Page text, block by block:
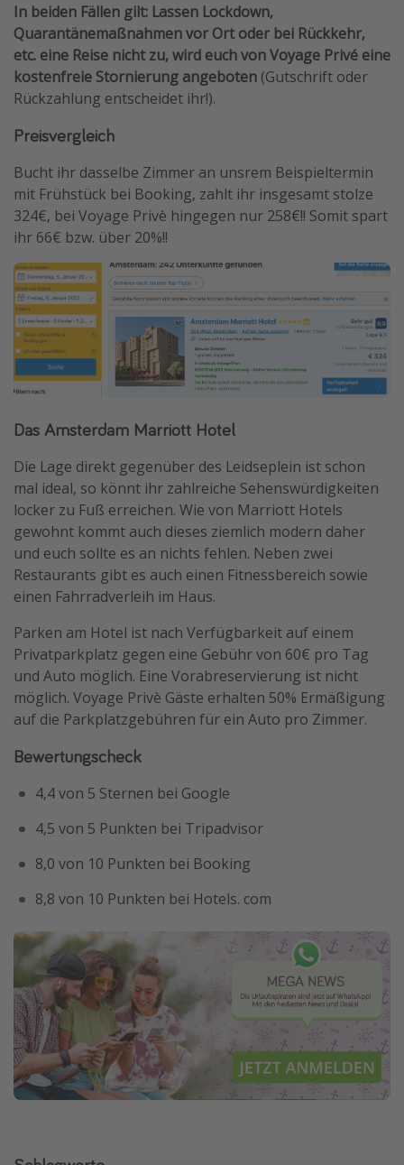
In beiden Fällen gilt: Lassen Lockdown,
Quarantänemaßnahmen vor Ort oder bei Rückkehr,
etc. eine Reise nicht zu, wird euch von Voyage Privé eine
kostenfreie Stornierung angeboten (Gutschrift oder
Rückzahlung entscheidet ihr!).
Preisvergleich
Bucht ihr dasselbe Zimmer an unsrem Beispieltermin
mit Frühstück bei Booking, zahlt ihr insgesamt stolze
324€, bei Voyage Privè hingegen nur 258€!! Somit spart
ihr 66€ bzw. über 20%!!
Das Amsterdam Marriott Hotel
Die Lage direkt gegenüber des Leidseplein ist schon
mal ideal, so könnt ihr zahlreiche Sehenswürdigkeiten
locker zu Fuß erreichen. Wie von Marriott Hotels
gewohnt kommt auch dieses ziemlich modern daher
und euch sollte es an nichts fehlen. Neben zwei
Restaurants gibt es auch einen Fitnessbereich sowie
einen Fahrradverleih im Haus.
Parken am Hotel ist nach Verfügbarkeit auf einem
Privatparkplatz gegen eine Gebühr von 60€ pro Tag
und Auto möglich. Eine Vorabreservierung ist nicht
möglich. Voyage Privè Gäste erhalten 50% Ermäßigung
auf die Parkplatzgebühren für ein Auto pro Zimmer.
Bewertungscheck
4,4 von 5 Sternen bei Google
4,5 von 5 Punkten bei Tripadvisor
8,0 von 10 Punkten bei Booking
8,8 von 10 Punkten bei Hotels. com